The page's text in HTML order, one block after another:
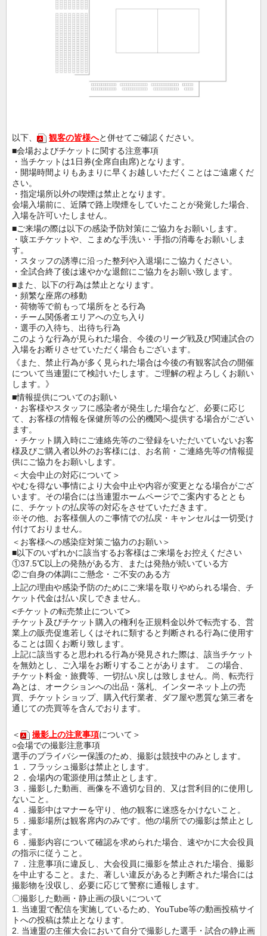
以下、 観客の皆様へと併せてご確認ください。
■会場およびチケットに関する注意事項
・当チケットは1日券(全席自由席)となります。
・開場時間よりもあまりに早くお越しいただくことはご遠慮くだ
さい。
・指定場所以外の喫煙は禁止となります。
会場入場前に、近隣で路上喫煙をしていたことが発覚した場合、
入場を許可いたしません。
■ご来場の際は以下の感染予防対策にご協力をお願いします。
・咳エチケットや、こまめな手洗い・手指の消毒をお願いしま
す。
・スタッフの誘導に沿った整列や入退場にご協力ください。
・全試合終了後は速やかな退館にご協力をお願い致します。
■また、以下の行為は禁止となります。
・頻繁な座席の移動
・荷物等で前もって場所をとる行為
・チーム関係者エリアへの立ち入り
・選手の入待ち、出待ち行為
このような行為が見られた場合、今後のリーグ戦及び関連試合の
入場をお断りさせていただく場合もございます。
《また、禁止行為が多く見られた場合は今後の有観客試合の開催
について当連盟にて検討いたします。ご理解の程よろしくお願い
します。》
■情報提供についてのお願い
・お客様やスタッフに感染者が発生した場合など、必要に応じ
て、お客様の情報を保健所等の公的機関へ提供する場合がござい
ます。
・チケット購入時にご連絡先等のご登録をいただいていないお客
様及びご購入者以外のお客様には、お名前・ご連絡先等の情報提
供にご協力をお願いします。
＜大会中止の対応について＞
やむを得ない事情により大会中止や内容が変更となる場合がござ
います。その場合には当連盟ホームページでご案内するととも
に、チケットの払戻等の対応をさせていただきます。
※その他、お客様個人のご事情での払戻・キャンセルは一切受け
付けておりません。
＜お客様への感染症対策ご協力のお願い＞
■以下のいずれかに該当するお客様はご来場をお控えください
①37.5℃以上の発熱がある方、または発熱が続いている方
②ご自身の体調にご懸念・ご不安のある方
上記の理由や感染予防のためにご来場を取りやめられる場合、チ
ケット代金は払い戻しできません。
<チケットの転売禁止について>
チケット及びチケット購入の権利を正規料金以外で転売する、営
業上の販売促進若しくはそれに類すると判断される行為に使用す
ることは固くお断り致します。
上記に該当すると思われる行為が発見された際は、該当チケット
を無効とし、ご入場をお断りすることがあります。 この場合、
チケット料金・旅費等、一切払い戻しは致しません。尚、転売行
為とは、オークションへの出品・落札、インターネット上の売
買、チケットショップ、購入代行業者、ダフ屋や悪質な第三者を
通じての売買等を含んでおります。
＜ 撮影上の注意事項について＞
○会場での撮影注意事項
選手のプライバシー保護のため、撮影は競技中のみとします。
１．フラッシュ撮影は禁止とします。
２．会場内の電源使用は禁止とします。
３．撮影した動画、画像を不適切な目的、又は営利目的に使用し
ないこと。
４．撮影中はマナーを守り、他の観客に迷惑をかけないこと。
５．撮影場所は観客席内のみです。他の場所での撮影は禁止とし
ます。
６．撮影内容について確認を求められた場合、速やかに大会役員
の指示に従うこと。
７．注意事項に違反し、大会役員に撮影を禁止された場合、撮影
を中止すること。また、著しい違反があると判断された場合には
撮影物を没収し、必要に応じて警察に通報します。
〇撮影した動画・静止画の扱いについて
1. 当連盟で配信を実施しているため、YouTube等の動画投稿サイ
トへの投稿は禁止となります。
2. 当連盟の主催大会において自分で撮影した選手・試合の静止画